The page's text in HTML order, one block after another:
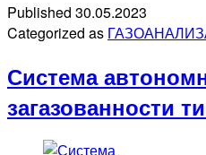
Published 30.05.2023
Categorized as
Система
загазованности